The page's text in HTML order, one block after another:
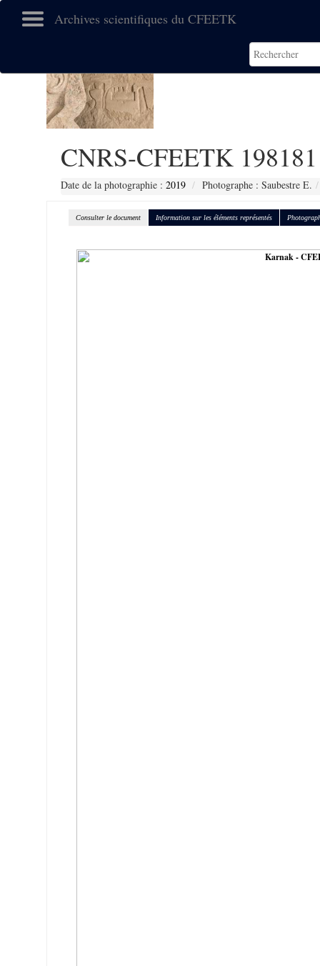
Archives scientifiques du CFEETK
CNRS-CFEETK 198181
Date de la photographie : 2019 Photographe : Saubestre E.
Consulter le document Information sur les éléments représentés